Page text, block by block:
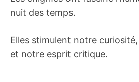
nuit des temps.
Elles stimulent notre
et notre esprit critique.